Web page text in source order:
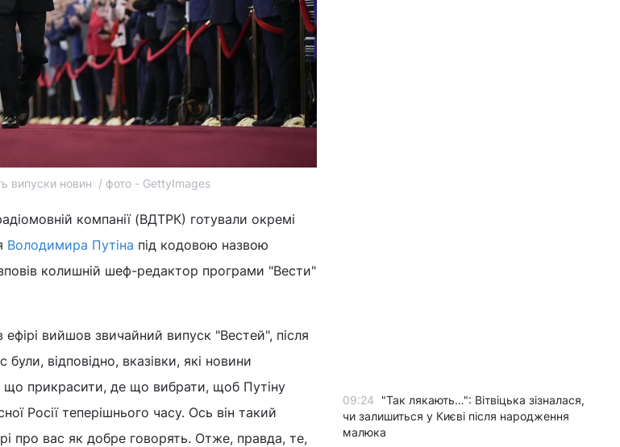
випуски новин / фото - GettyImages
компанії (ВДТРК) готували окремі
Володимира Путіна під кодовою назвою
колишній шеф-редактор програми "Вести"
вийшов звичайний випуск "Вестей", після
відповідно, вказівки, які новини
що прикрасити, де що вибрати, щоб Путіну
Росії теперішнього часу. Ось він такий
про вас як добре говорять. Отже, правда, те,
09:24
"Так лякають…": Вітвіцька зізналася,
чи залишиться у Києві після народження
малюка